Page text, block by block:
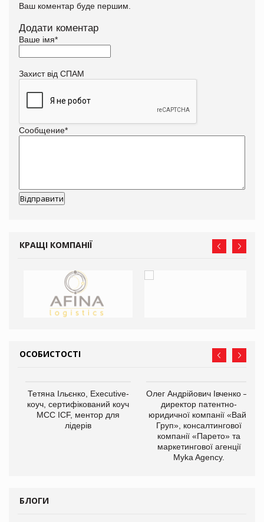
Ваш коментар буде першим.
Додати коментар
Ваше імя*
Захист від СПАМ
Сообщение*
КРАЩІ КОМПАНІЇ
ОСОБИСТОСТІ
Тетяна Ільєнко, Executive-
коуч, сертифікований коуч
МСС ICF, ментор для
лідерів
Олег Андрійович Івченко —
директор патентно-
юридичної компанії «Вайз
Груп», консалтингової
компанії «Парето» та
маркетингової агенції
Myka Agency.
БЛОГИ